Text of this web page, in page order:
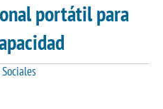
portátil para